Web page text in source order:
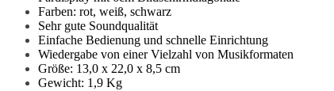
Farben: rot, weiß, schwarz
Sehr gute Soundqualität
Einfache Bedienung und schnelle Einrichtung
Wiedergabe von einer Vielzahl von Musikformaten
Größe: 13,0 x 22,0 x 8,5 cm
Gewicht: 1,9 Kg